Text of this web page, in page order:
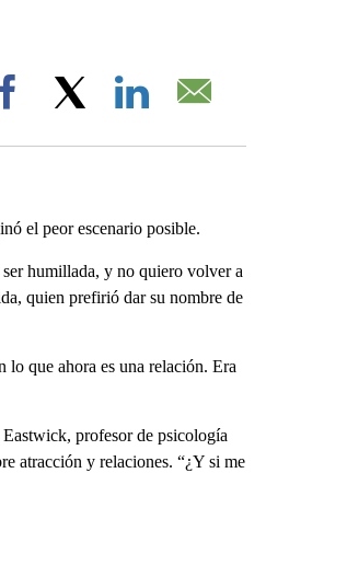
Facebook
el peor escenario posible.
ser humillada, y no quiero volver a
quien prefirió dar su nombre de
lo que ahora es una relación. Era
profesor de psicología
atracción y relaciones. “¿Y si me